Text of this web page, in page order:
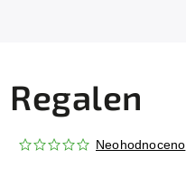
Regalen
Neohodnoceno